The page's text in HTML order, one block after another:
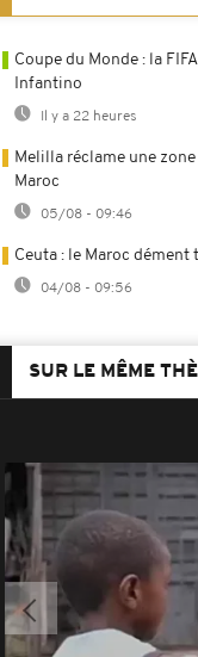
Coupe du Monde : la
Infantino
Il y a 22 heures
Melilla réclame une
Maroc
05/08 - 09:46
Ceuta : le Maroc
04/08 - 09:56
SUR LE MÊME